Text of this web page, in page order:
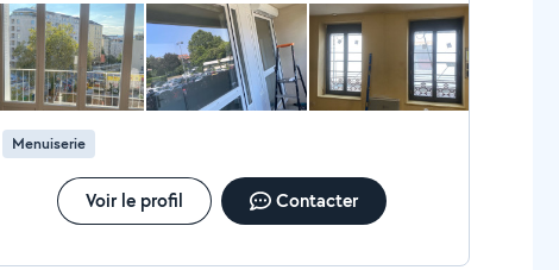
meme pas mon adresse et me dit être près de chez moi! A fuir !
M’a fait perdre mon temps et repousser une question plus
qu’urgente !
Menuiserie
Voir le profil Contacter